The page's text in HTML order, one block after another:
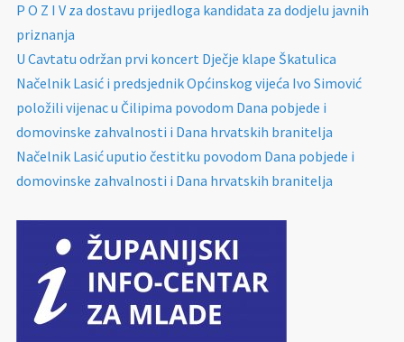
P O Z I V za dostavu prijedloga kandidata za dodjelu javnih
priznanja
U Cavtatu održan prvi koncert Dječje klape Škatulica
Načelnik Lasić i predsjednik Općinskog vijeća Ivo Simović
položili vijenac u Čilipima povodom Dana pobjede i
domovinske zahvalnosti i Dana hrvatskih branitelja
Načelnik Lasić uputio čestitku povodom Dana pobjede i
domovinske zahvalnosti i Dana hrvatskih branitelja